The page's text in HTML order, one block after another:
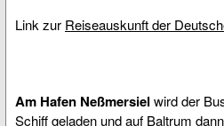
Link zur Reiseauskunft der
Am Hafen Neßmersiel wird der
Schiff geladen und auf Baltrum